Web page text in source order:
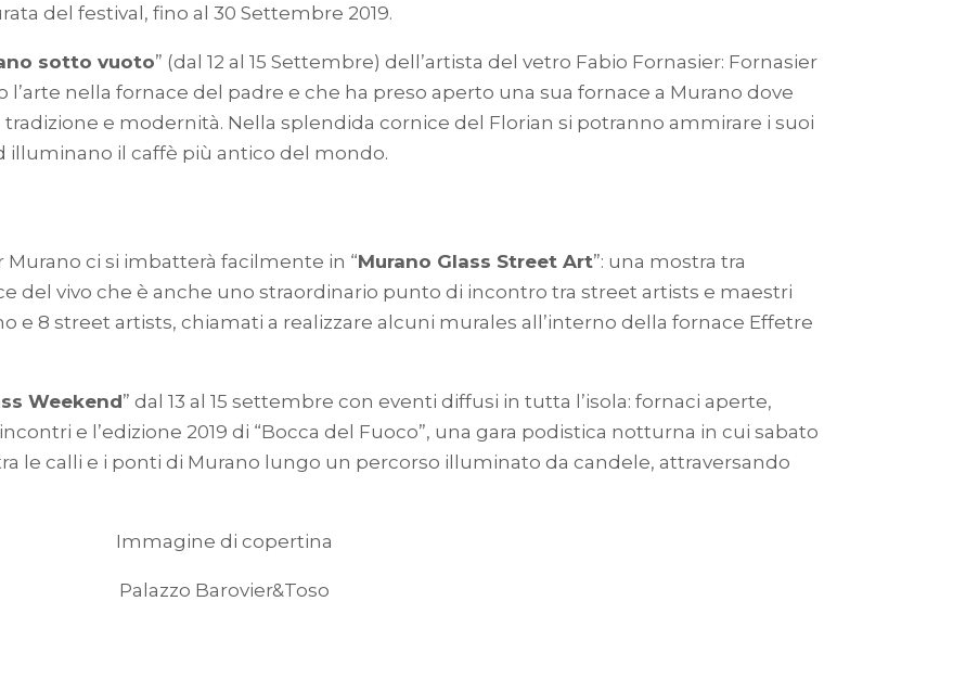
del festival, fino al 30 Settembre 2019.
sotto vuoto” (dal 12 al 15 Settembre) dell’artista del vetro Fabio Fornasier: Fornasier
nella fornace del padre e che ha preso aperto una sua fornace a Murano dove
e modernità. Nella splendida cornice del Florian si potranno ammirare i suoi
illuminano il caffè più antico del mondo.
ci si imbatterà facilmente in “Murano Glass Street Art”: una mostra tra
del vivo che è anche uno straordinario punto di incontro tra street artists e maestri
e 8 street artists, chiamati a realizzare alcuni murales all’interno della fornace Effetre
Weekend” dal 13 al 15 settembre con eventi diffusi in tutta l’isola: fornaci aperte,
e l’edizione 2019 di “Bocca del Fuoco”, una gara podistica notturna in cui sabato
le calli e i ponti di Murano lungo un percorso illuminato da candele, attraversando
Immagine di copertina
Palazzo Barovier&Toso